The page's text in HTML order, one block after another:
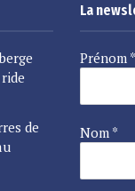
de
La
Prénom *
Nom *